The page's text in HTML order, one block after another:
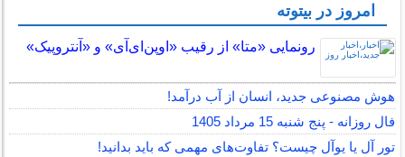
امروز در بیتوته
رونمایی «متا» از رقیب «اوپن‌ای‌آی» و «آنتروپیک»
هوش مصنوعی جدید، انسان از آب درآمد!
فال روزانه - پنج شنبه 15 مرداد 1405
تور آل یا یوآل چیست؟ تفاوت‌های مهمی که باید بدانید!